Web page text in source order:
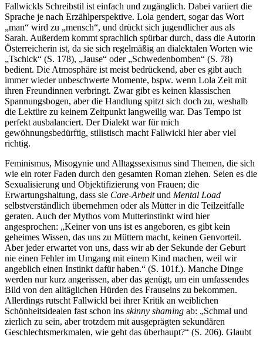
Fallwickls Schreibstil ist einfach und zugänglich. Dabei variiert die
Sprache je nach Erzählperspektive. Lola gendert, sogar das Wort
„man“ wird zu „mensch“, und drückt sich jugendlicher aus als
Sarah. Außerdem kommt sprachlich spürbar durch, dass die Autorin
Österreicherin ist, da sie sich regelmäßig an dialektalen Worten wie
„Tschick“ (S. 178), „Jause“ oder „Schwedenbomben“ (S. 78)
bedient. Die Atmosphäre ist meist bedrückend, aber es gibt auch
immer wieder unbeschwerte Momente, bspw. wenn Lola Zeit mit
ihren Freundinnen verbringt. Zwar gibt es keinen klassischen
Spannungsbogen, aber die Handlung spitzt sich doch zu, weshalb
die Lektüre zu keinem Zeitpunkt langweilig war. Das Tempo ist
perfekt ausbalanciert. Der Dialekt war für mich
gewöhnungsbedürftig, stilistisch macht Fallwickl hier aber viel
richtig.
Feminismus, Misogynie und Alltagssexismus sind Themen, die sich
wie ein roter Faden durch den gesamten Roman ziehen. Seien es die
Sexualisierung und Objektifizierung von Frauen; die
Erwartungshaltung, dass sie Care-Arbeitund Mental Load
selbstverständlich übernehmen oder als Mütter in die Teilzeitfalle
geraten. Auch der Mythos vom Mutterinstinkt wird hier
angesprochen: „Keiner von uns ist es angeboren, es gibt kein
geheimes Wissen, das uns zu Müttern macht, keinen Genvorteil.
Aber jeder erwartet von uns, dass wir ab der Sekunde der Geburt
nie einen Fehler im Umgang mit einem Kind machen, weil wir
angeblich einen Instinkt dafür haben.“ (S. 101f.). Manche Dinge
werden nur kurz angerissen, aber das genügt, um ein umfassendes
Bild von den alltäglichen Hürden des Frauseins zu bekommen.
Allerdings rutscht Fallwickl bei ihrer Kritik an weiblichen
Schönheitsidealen fast schon ins skinny shaming ab: „Schmal und
zierlich zu sein, aber trotzdem mit ausgeprägten sekundären
Geschlechtsmerkmalen, wie geht das überhaupt?“ (S. 206). Glaubt